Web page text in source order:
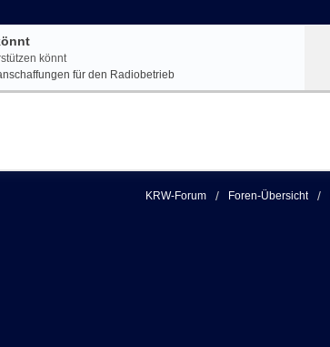
könnt
für den Radiobetrieb
KRW-Forum Foren-Übersicht